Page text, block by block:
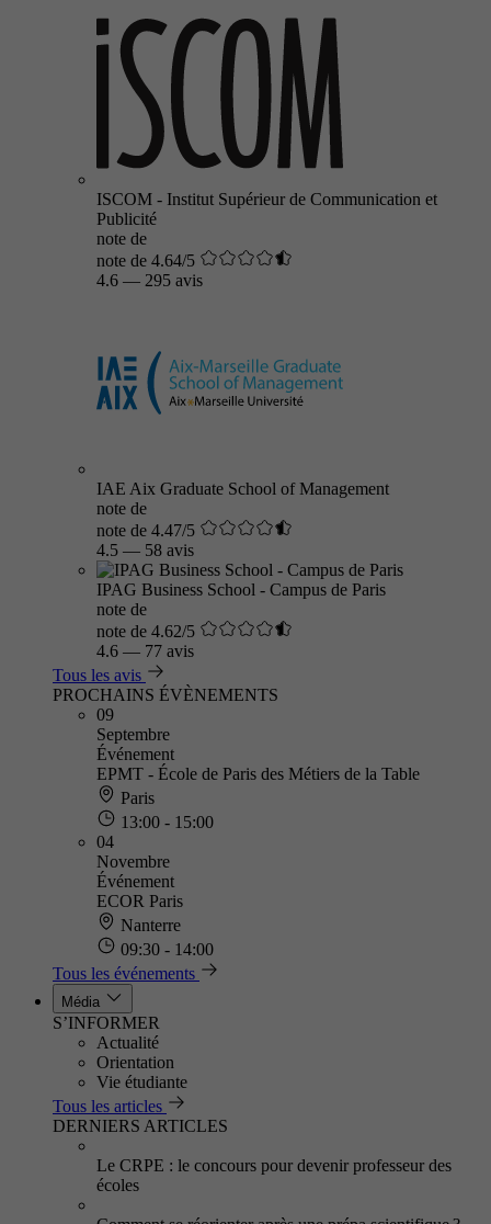
ISCOM - Institut Supérieur de Communication et
Publicité
note de
note de 4.64/5
4.6 — 295 avis
IAE Aix Graduate School of Management
note de
note de 4.47/5
4.5 — 58 avis
IPAG Business School - Campus de Paris
note de
note de 4.62/5
4.6 — 77 avis
Tous les avis
PROCHAINS ÉVÈNEMENTS
09
Septembre
Événement
EPMT - École de Paris des Métiers de la Table
Paris
13:00 - 15:00
04
Novembre
Événement
ECOR Paris
Nanterre
09:30 - 14:00
Tous les événements
Média
S’INFORMER
Actualité
Orientation
Vie étudiante
Tous les articles
DERNIERS ARTICLES
Le CRPE : le concours pour devenir professeur des
écoles